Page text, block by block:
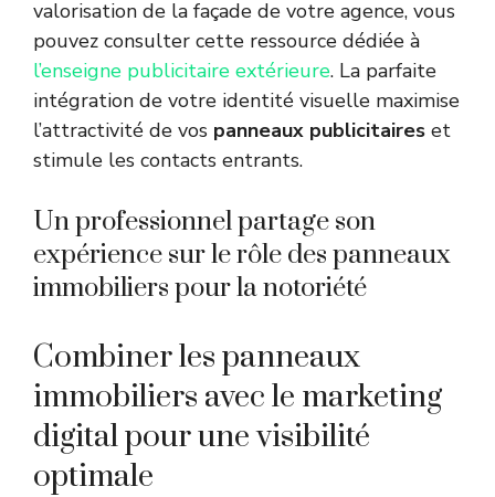
valorisation de la façade de votre agence, vous
pouvez consulter cette ressource dédiée à
l’enseigne publicitaire extérieure. La parfaite
intégration de votre identité visuelle maximise
l’attractivité de vos panneaux publicitaires et
stimule les contacts entrants.
Un professionnel partage son
expérience sur le rôle des panneaux
immobiliers pour la notoriété
Combiner les panneaux
immobiliers avec le marketing
digital pour une visibilité
optimale